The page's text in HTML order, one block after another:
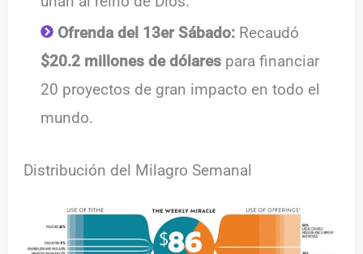
Ofrenda del 13er Sábado: Recaudó
$20.2 millones de dólares para financiar
20 proyectos de gran impacto en todo el
mundo.
Distribución del Milagro Semanal